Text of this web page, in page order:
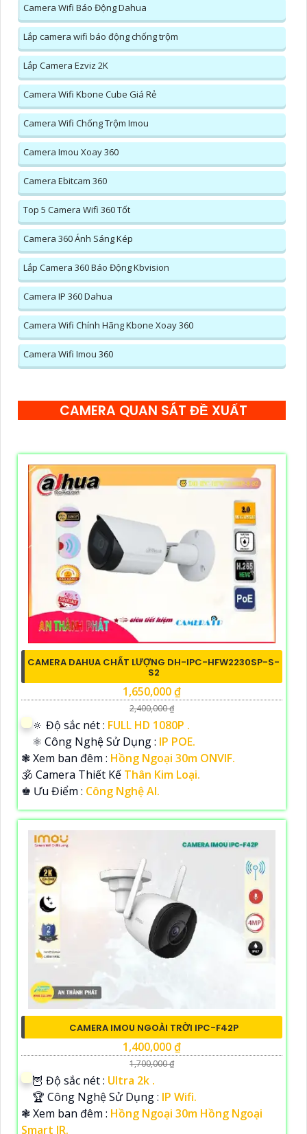
Camera Wifi Báo Động Dahua
Lắp camera wifi báo động chống trộm
Lắp Camera Ezviz 2K
Camera Wifi Kbone Cube Giá Rẻ
Camera Wifi Chống Trộm Imou
Camera Imou Xoay 360
Camera Ebitcam 360
Top 5 Camera Wifi 360 Tốt
Camera 360 Ánh Sáng Kép
Lắp Camera 360 Báo Động Kbvision
Camera IP 360 Dahua
Camera Wifi Chính Hãng Kbone Xoay 360
Camera Wifi Imou 360
CAMERA QUAN SÁT ĐỀ XUẤT
CAMERA DAHUA CHẤT LƯỢNG DH-IPC-HFW2230SP-S-
S2
1,650,000 ₫
2,400,000 ₫
🔅 Độ sắc nét : FULL HD 1080P .
⚛️ Công Nghệ Sử Dụng : IP POE.
❃ Xem ban đêm : Hồng Ngoại 30m ONVIF.
🕉️ Camera Thiết Kế Thân Kim Loại.
️♚ Ưu Điểm : Công Nghệ AI.
CAMERA IMOU NGOÀI TRỜI IPC-F42P
1,400,000 ₫
1,700,000 ₫
🦉 Độ sắc nét : Ultra 2k .
🏆 Công Nghệ Sử Dụng : IP Wifi.
❃ Xem ban đêm : Hồng Ngoại 30m Hồng Ngoại
Smart IR.